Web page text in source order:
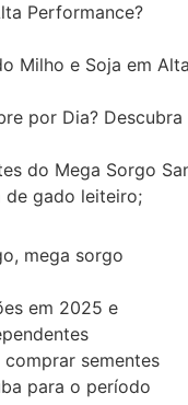
Performance?
Milho e Soja em
por Dia? Descubra
do Mega Sorgo
de gado leiteiro;
, mega sorgo
em 2025 e
sementes
para o período